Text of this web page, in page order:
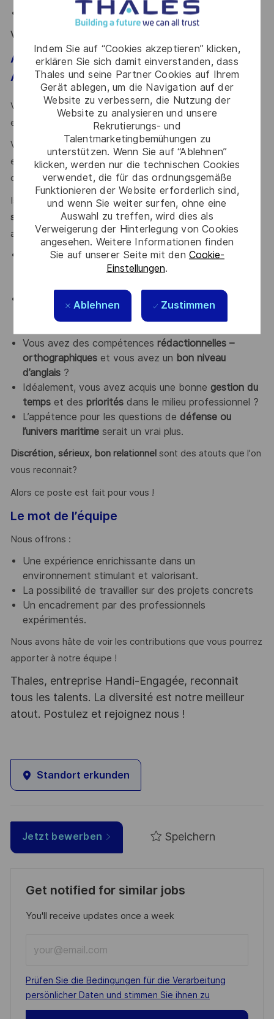
Indem Sie auf “Cookies akzeptieren” klicken,
erklären Sie sich damit einverstanden, dass
Thales und seine Partner Cookies auf Ihrem
Gerät ablegen, um die Navigation auf der
Website zu verbessern, die Nutzung der
Website zu analysieren und unsere
Rekrutierungs- und
Talentmarketingbemühungen zu
unterstützen. Wenn Sie auf “Ablehnen”
klicken, werden nur die technischen Cookies
verwendet, die für das ordnungsgemäße
Funktionieren der Website erforderlich sind,
und wenn Sie weiter surfen, ohne eine
Auswahl zu treffen, wird dies als
Verweigerung der Hinterlegung von Cookies
angesehen. Weitere Informationen finden
Sie auf unserer Seite mit den Cookie-
Einstellungen.
Ablehnen Zustimmen
Participation à l'organisation d'évènement internes
Votre profil
Alternance – Chargé de Communication –
Activité lutte sous la mer - (H/F)
Votre priorité est derejoindreungroupe industriel innovant
et découvrir le mondede la lutte sous la mer
Vous avez l’ambition devaloriser vos acquis académiques
en environnement industriel et développer de nouvelles
compétences ?
Issu d’une formation de niveauBAC+4/5 avec une
spécialisation Communicationvous recherchez une
alternance de1 ou 2 ans
Attiré par les métiers de la communication, vous
faites preuve d’une granderigueur
Force de proposition
, vous êtes curieux
tendances des réseaux sociaux
Vous avez des compétences rédactionnelles –
orthographiqueset vous avez un bon niveau
d’anglais?
Idéalement, vous avez acquis une bonne gestion du
tempset des prioritésdans le milieu professionnel ?
L’appétence pour les questions de défense ou
l’univers maritimeserait un vrai plus.
Discrétion, sérieux, bon relationnel sont des atouts que l'on
vous reconnait?
Alors ce poste est fait pour vous !
Le mot de l’équipe
Nous offrons :
Une expérience enrichissante dans un
environnement stimulant et valorisant.
La possibilité de travailler sur des projets concrets
Un encadrement par des professionnels
expérimentés.
Nous avons hâte de voir les contributions que vous pourrez
apporter à notre équipe !
Thales, entreprise Handi-Engagée, reconnait
tous les talents. La diversité est notre meilleur
atout. Postulez et rejoignez nous !
Standort erkunden
Jetzt bewerben Speichern
Get notified for similar jobs
You'll receive updates once a week
Email
address
(Required)
Required
Prüfen Sie die Bedingungen für die Verarbeitung
persönlicher Daten und stimmen Sie ihnen zu